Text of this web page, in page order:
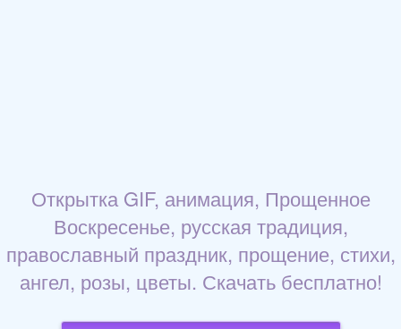
Открытка GIF, анимация, Прощенное
Воскресенье, русская традиция,
православный праздник, прощение, стихи,
ангел, розы, цветы. Скачать бесплатно!